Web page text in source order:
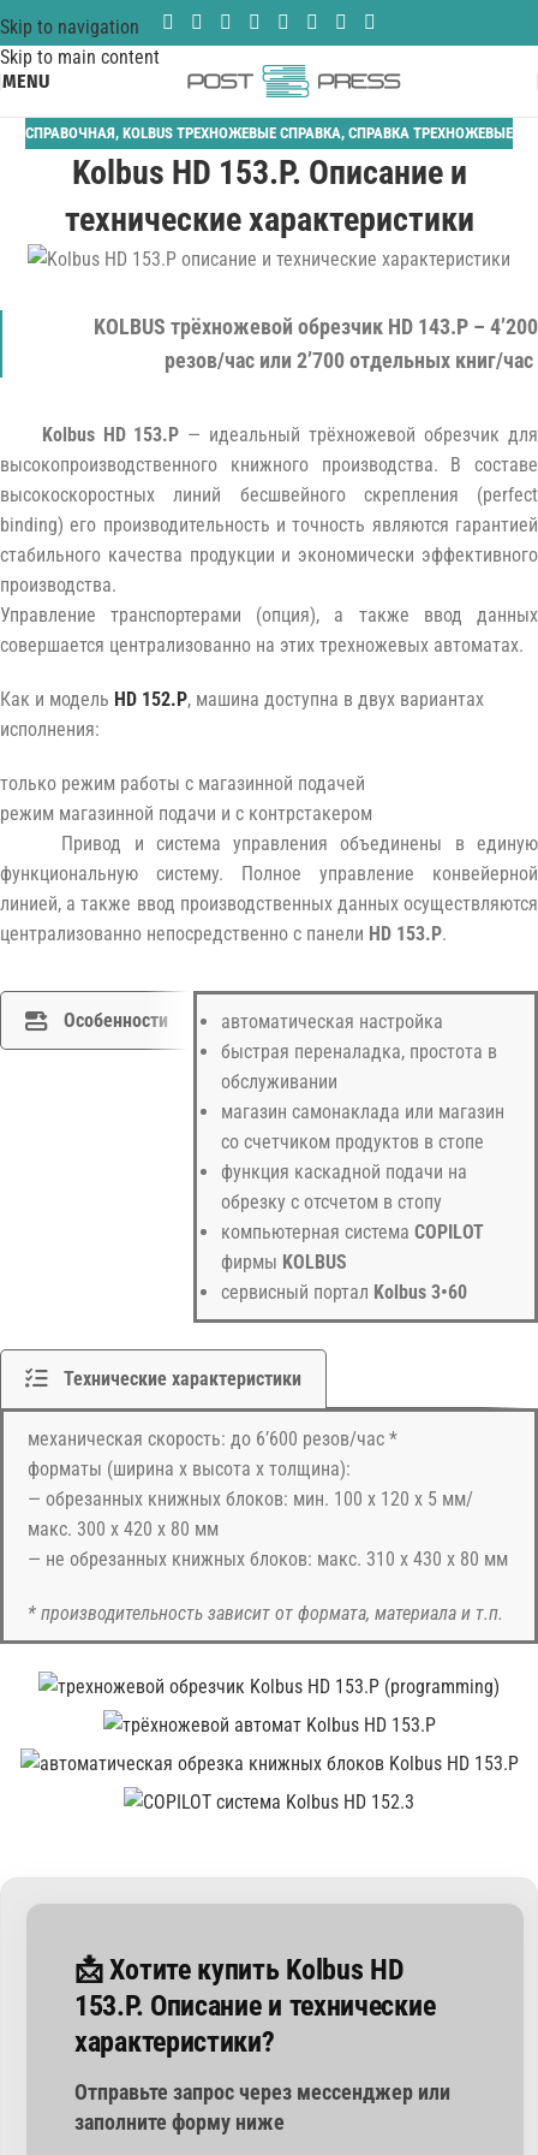
Skip to navigation
Skip to main content
MENU
СПРАВОЧНАЯ, KOLBUS ТРЕХНОЖЕВЫЕ СПРАВКА, СПРАВКА ТРЕХНОЖЕВЫЕ
Kolbus HD 153.P. Описание и
технические характеристики
KOLBUS трёхножевой обрезчик HD 143.P – 4’200
резов/час или 2’700 отдельных книг/час
Kolbus HD 153.P — идеальный трёхножевой обрезчик для
высокопроизводственного книжного производства. В составе
высокоскоростных линий бесшвейного скрепления (perfect
binding) его производительность и точность являются гарантией
стабильного качества продукции и экономически эффективного
производства.
Управление транспортерами (опция), а также ввод данных
совершается централизованно на этих трехножевых автоматах.
Как и модель HD 152.P, машина доступна в двух вариантах
исполнения:
только режим работы с магазинной подачей
режим магазинной подачи и с контрстакером
Привод и система управления объединены в единую
функциональную систему. Полное управление конвейерной
линией, а также ввод производственных данных осуществляются
централизованно непосредственно с панели HD 153.P.
Особенности
автоматическая настройка
быстрая переналадка, простота в
обслуживании
магазин самонаклада или магазин
со счетчиком продуктов в стопе
функция каскадной подачи на
обрезку с отсчетом в стопу
компьютерная система COPILOT
фирмы KOLBUS
сервисный портал Kolbus 3•60
Технические характеристики
механическая скорость: до 6’600 резов/час *
форматы (ширина х высота х толщина):
— обрезанных книжных блоков: мин. 100 х 120 х 5 мм/
макс. 300 х 420 х 80 мм
— не обрезанных книжных блоков: макс. 310 х 430 х 80 мм
* производительность зависит от формата, материала и т.п.
📩 Хотите купить Kolbus HD
153.P. Описание и технические
характеристики?
Отправьте запрос через мессенджер или
заполните форму ниже